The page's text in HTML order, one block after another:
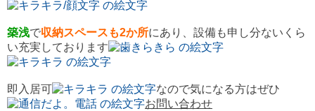
築浅で収納スペースも2か所にあり、設備も申し分ないくら
い充実しております
即入居可
なので気になる方はぜひ
お問い合わせ